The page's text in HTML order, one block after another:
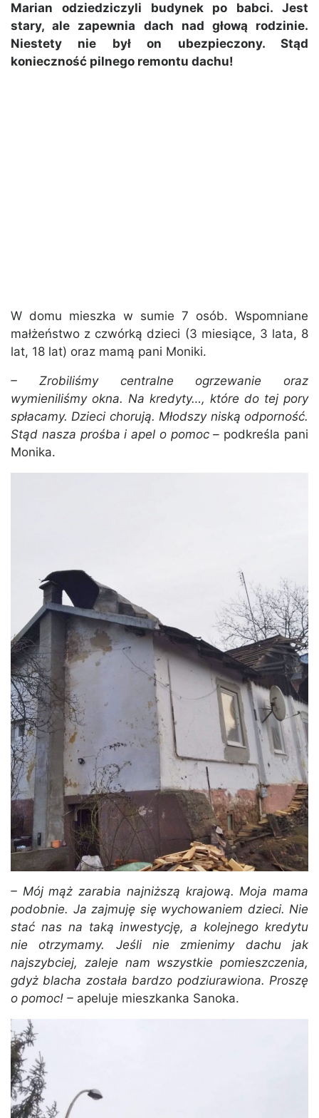
Marian odziedziczyli budynek po babci. Jest
stary, ale zapewnia dach nad głową rodzinie.
Niestety nie był on ubezpieczony. Stąd
konieczność pilnego remontu dachu!
W domu mieszka w sumie 7 osób. Wspomniane
małżeństwo z czwórką dzieci (3 miesiące, 3 lata, 8
lat, 18 lat) oraz mamą pani Moniki.
– Zrobiliśmy centralne ogrzewanie oraz
wymieniliśmy okna. Na kredyty…, które do tej pory
spłacamy. Dzieci chorują. Młodszy niską odporność.
Stąd nasza prośba i apel o pomoc – podkreśla pani
Monika.
– Mój mąż zarabia najniższą krajową. Moja mama
podobnie. Ja zajmuję się wychowaniem dzieci. Nie
stać nas na taką inwestycję, a kolejnego kredytu
nie otrzymamy. Jeśli nie zmienimy dachu jak
najszybciej, zaleje nam wszystkie pomieszczenia,
gdyż blacha została bardzo podziurawiona. Proszę
o pomoc! – apeluje mieszkanka Sanoka.